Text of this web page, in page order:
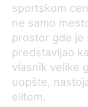
sportskom
ne samo
prostor gde je
predstavljao
vlasnik velike
uopšte,
elitom.